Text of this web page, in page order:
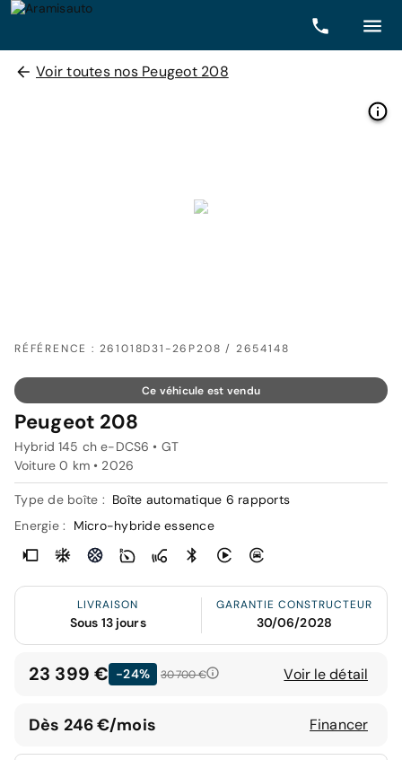
Voir toutes nos Peugeot 208
RÉFÉRENCE : 261018D31-26P208 / 2654148
Ce véhicule est vendu
Peugeot 208
Hybrid 145 ch e-DCS6 • GT
Voiture 0 km • 2026
Type de boîte : Boîte automatique 6 rapports
Energie :
Micro-hybride essence
LIVRAISON
Sous 13 jours
GARANTIE CONSTRUCTEUR
30/06/2028
23 399 € -24% 30 700 € Voir le détail
Dès 246 €/mois Financer